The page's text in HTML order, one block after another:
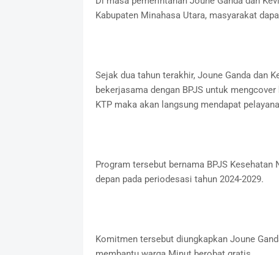
Kabupaten Minahasa Utara, masyarakat
Sejak dua tahun terakhir, Joune Ganda dan
bekerjasama dengan BPJS untuk
KTP maka akan langsung mendapat
Program tersebut bernama BPJS
depan pada periodesasi tahun 2024-2029.
Komitmen tersebut diungkapkan Joune